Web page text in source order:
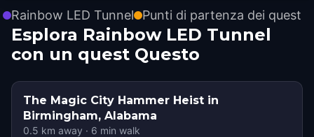
Rainbow LED Tunnel Punti di partenza dei quest
Esplora Rainbow LED Tunnel
con un quest Questo
The Magic City Hammer Heist in
Birmingham, Alabama
0.5 km away · 6 min walk